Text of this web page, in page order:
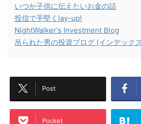
いつか子供に伝えたいお金の話
投信で手堅くlay-up!
NightWalker's Investment Blog
吊られた男の投資ブログ (インデック
Post
Pocket